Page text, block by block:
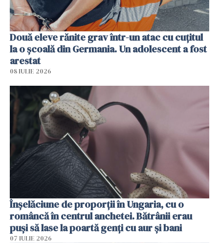
Două eleve rănite grav într-un atac cu cuțitul
la o școală din Germania. Un adolescent a fost
arestat
08 IULIE 2026
Înșelăciune de proporții în Ungaria, cu o
româncă în centrul anchetei. Bătrânii erau
puși să lase la poartă genți cu aur și bani
07 IULIE 2026